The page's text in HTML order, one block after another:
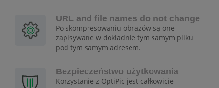
URL and file names do not change
Po skompresowaniu obrazów są one
zapisywane w dokładnie tym samym pliku
pod tym samym adresem.
Bezpieczeństwo użytkowania
Korzystanie z OptiPic jest całkowicie